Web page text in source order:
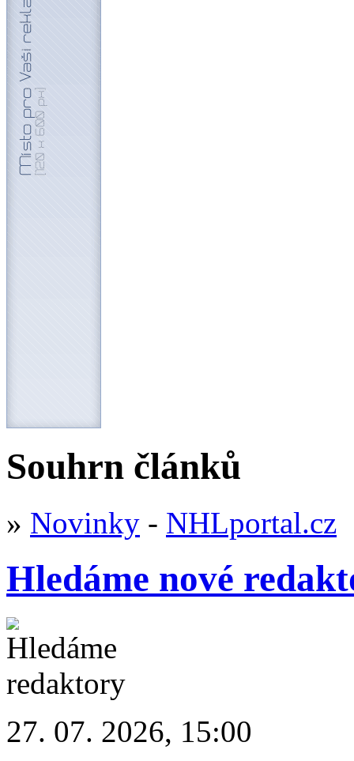
Souhrn článků
» Novinky - NHLportal.cz
Hledáme nové
27. 07. 2026, 15:00